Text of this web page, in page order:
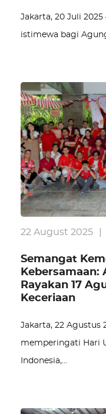
Jakarta, 20 Juli
istimewa bagi
22 August 2025
Semangat
Kebersamaan:
Rayakan 17
Keceriaan
Jakarta, 22 Agustus
memperingati Hari
Indonesia,…